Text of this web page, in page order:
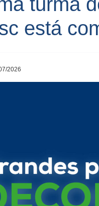
está
2026